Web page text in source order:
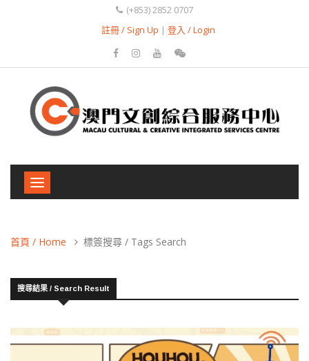
(+853) 2852 0707
註冊 / Sign Up | 登入 / Login
Toggle
navigation
首頁 / Home 標簽搜尋 / Tags Search
搜尋結果 / Search Result